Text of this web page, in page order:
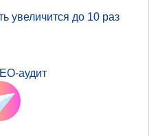
увеличится до 10 раз
аудит